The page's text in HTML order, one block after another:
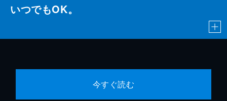
いつでもOK。
今すぐ読む